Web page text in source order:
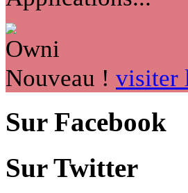
Nouveau ! visiter
Sur Facebook
Sur Twitter